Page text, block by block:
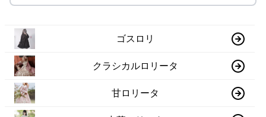
ゴスロリ
クラシカルロリータ
甘ロリータ